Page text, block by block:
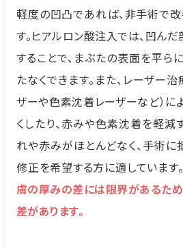
軽度の凹凸であれば、非手術で
す。ヒアルロン酸注入では、凹ん
することで、まぶたの表面を平ら
たなくできます。また、レーザー
ザーや色素沈着レーザーなど）に
くしたり、赤みや色素沈着を軽減
れや赤みがほとんどなく、手術
修正を希望する方に適しています。
膚の厚みの差には限界があるた
差があります。